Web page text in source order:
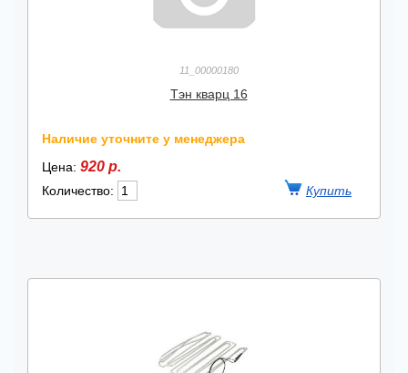
11_00000180
Тэн кварц 16
Наличие уточните у менеджера
Цена: 920 р.
Количество: